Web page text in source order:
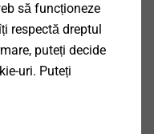
să funcționeze
respectă dreptul
puteți decide
uri. Puteți